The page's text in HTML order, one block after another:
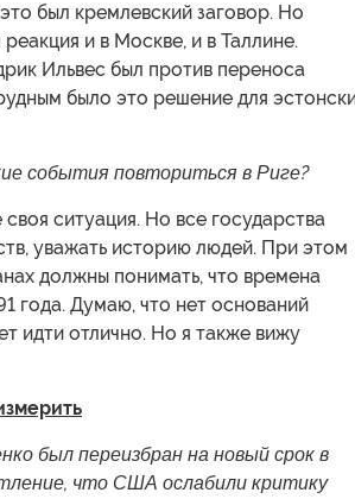
был кремлевский заговор. Но
и в Москве, и в Таллине.
Ильвес был против переноса
было это решение для
события повториться в Риге?
ситуация. Но все государства
уважать историю людей. При этом
должны понимать, что времена
года. Думаю, что нет оснований
идти отлично. Но я также вижу
был переизбран на новый срок в
что США ослабили критику